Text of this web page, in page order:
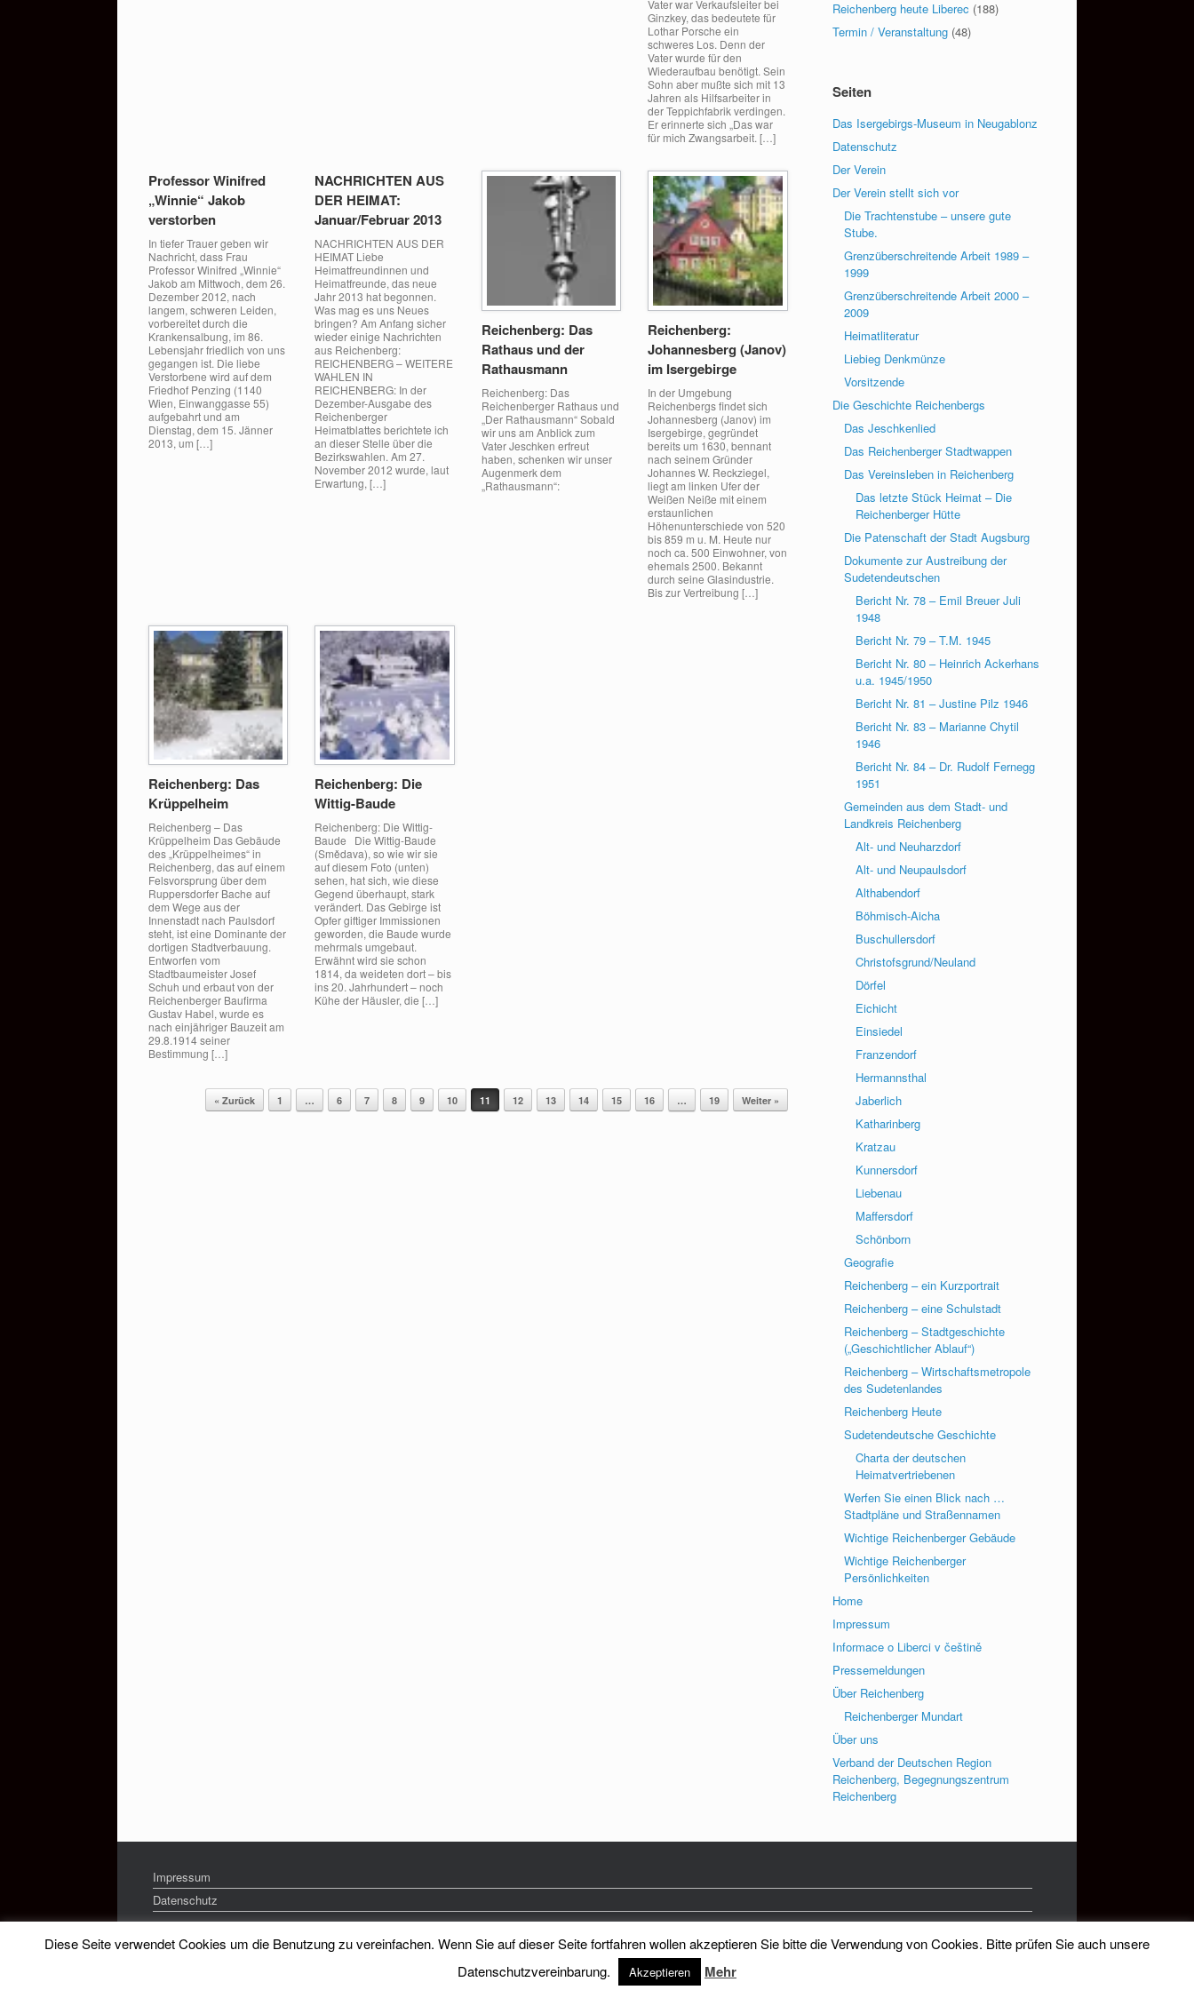
Vater war Verkaufsleiter bei
Ginzkey, das bedeutete für
Lothar Porsche ein
schweres Los. Denn der
Vater wurde für den
Wiederaufbau benötigt. Sein
Sohn aber mußte sich mit 13
Jahren als Hilfsarbeiter in
der Teppichfabrik verdingen.
Er erinnerte sich „Das war
für mich Zwangsarbeit. […]
Professor Winifred
„Winnie“ Jakob
verstorben
In tiefer Trauer geben wir
Nachricht, dass Frau
Professor Winifred „Winnie“
Jakob am Mittwoch, dem 26.
Dezember 2012, nach
langem, schweren Leiden,
vorbereitet durch die
Krankensalbung, im 86.
Lebensjahr friedlich von uns
gegangen ist. Die liebe
Verstorbene wird auf dem
Friedhof Penzing (1140
Wien, Einwanggasse 55)
aufgebahrt und am
Dienstag, dem 15. Jänner
2013, um […]
NACHRICHTEN AUS
DER HEIMAT:
Januar/Februar 2013
NACHRICHTEN AUS DER
HEIMAT Liebe
Heimatfreundinnen und
Heimatfreunde, das neue
Jahr 2013 hat begonnen.
Was mag es uns Neues
bringen? Am Anfang sicher
wieder einige Nachrichten
aus Reichenberg:
REICHENBERG – WEITERE
WAHLEN IN
REICHENBERG: In der
Dezember-Ausgabe des
Reichenberger
Heimatblattes berichtete ich
an dieser Stelle über die
Bezirkswahlen. Am 27.
November 2012 wurde, laut
Erwartung, […]
Reichenberg: Das
Rathaus und der
Rathausmann
Reichenberg: Das
Reichenberger Rathaus und
„Der Rathausmann“ Sobald
wir uns am Anblick zum
Vater Jeschken erfreut
haben, schenken wir unser
Augenmerk dem
„Rathausmann“:
Reichenberg:
Johannesberg (Janov)
im Isergebirge
In der Umgebung
Reichenbergs findet sich
Johannesberg (Janov) im
Isergebirge, gegründet
bereits um 1630, bennant
nach seinem Gründer
Johannes W. Reckziegel,
liegt am linken Ufer der
Weißen Neiße mit einem
erstaunli­chen
Höhenunterschiede von 520
bis 859 m u. M. Heute nur
noch ca. 500 Einwohner, von
ehe­mals 2500. Bekannt
durch seine Glasindustrie.
Bis zur Vertreibung […]
Reichenberg: Das
Krüppelheim
Reichenberg – Das
Krüppelheim Das Gebäude
des „Krüppelheimes“ in
Reichenberg, das auf einem
Felsvorsprung über dem
Ruppersdorfer Bache auf
dem Wege aus der
Innenstadt nach Paulsdorf
steht, ist eine Dominante der
dortigen Stadtverbauung.
Entworfen vom
Stadtbaumeister Josef
Schuh und erbaut von der
Reichenberger Baufirma
Gustav Habel, wurde es
nach einjähriger Bauzeit am
29.8.1914 seiner
Bestimmung […]
Reichenberg: Die
Wittig-Baude
Reichenberg: Die Wittig-
Baude Die Wittig-Baude
(Smědava), so wie wir sie
auf diesem Foto (unten)
sehen, hat sich, wie diese
Gegend überhaupt, stark
verändert. Das Gebirge ist
Opfer giftiger Immissionen
geworden, die Baude wurde
mehrmals umgebaut.
Erwähnt wird sie schon
1814, da weideten dort – bis
ins 20. Jahrhundert – noch
Kühe der Häusler, die […]
Beitragsnavigation
« Zurück 1 … 6 7 8 9 10 11 12 13 14 15 16 … 19 Weiter »
Reichenberg heute Liberec (188)
Termin / Veranstaltung (48)
Seiten
Das Isergebirgs-Museum in Neugablonz
Datenschutz
Der Verein
Der Verein stellt sich vor
Die Trachtenstube – unsere gute
Stube.
Grenzüberschreitende Arbeit 1989 –
1999
Grenzüberschreitende Arbeit 2000 –
2009
Heimatliteratur
Liebieg Denkmünze
Vorsitzende
Die Geschichte Reichenbergs
Das Jeschkenlied
Das Reichenberger Stadtwappen
Das Vereinsleben in Reichenberg
Das letzte Stück Heimat – Die
Reichenberger Hütte
Die Patenschaft der Stadt Augsburg
Dokumente zur Austreibung der
Sudetendeutschen
Bericht Nr. 78 – Emil Breuer Juli
1948
Bericht Nr. 79 – T.M. 1945
Bericht Nr. 80 – Heinrich Ackerhans
u.a. 1945/1950
Bericht Nr. 81 – Justine Pilz 1946
Bericht Nr. 83 – Marianne Chytil
1946
Bericht Nr. 84 – Dr. Rudolf Fernegg
1951
Gemeinden aus dem Stadt- und
Landkreis Reichenberg
Alt- und Neuharzdorf
Alt- und Neupaulsdorf
Althabendorf
Böhmisch-Aicha
Buschullersdorf
Christofsgrund/Neuland
Dörfel
Eichicht
Einsiedel
Franzendorf
Hermannsthal
Jaberlich
Katharinberg
Kratzau
Kunnersdorf
Liebenau
Maffersdorf
Schönborn
Geografie
Reichenberg – ein Kurzportrait
Reichenberg – eine Schulstadt
Reichenberg – Stadtgeschichte
(„Geschichtlicher Ablauf“)
Reichenberg – Wirtschaftsmetropole
des Sudetenlandes
Reichenberg Heute
Sudetendeutsche Geschichte
Charta der deutschen
Heimatvertriebenen
Werfen Sie einen Blick nach …
Stadtpläne und Straßennamen
Wichtige Reichenberger Gebäude
Wichtige Reichenberger
Persönlichkeiten
Home
Impressum
Informace o Liberci v češtině
Pressemeldungen
Über Reichenberg
Reichenberger Mundart
Über uns
Verband der Deutschen Region
Reichenberg, Begegnungszentrum
Reichenberg
Impressum
Datenschutz
Heimatkreis Reichenberg Stadt und Land e.V. Theme bySiteOrigin
Diese Seite verwendet Cookies um die Benutzung zu vereinfachen. Wenn Sie auf dieser Seite fortfahren wollen akzeptieren Sie bitte die Verwendung von Cookies. Bitte prüfen Sie auch unsere
Datenschutzvereinbarung.
Akzeptieren Mehr